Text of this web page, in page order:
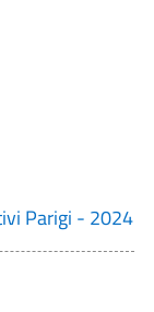
Parigi - 2024